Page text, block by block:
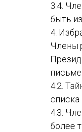
3.4.
быть
4.
Члены
4.2.
4.3.
более